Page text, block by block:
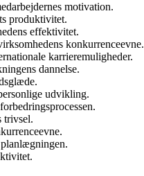
motivation.
produktivitet.
effektivitet.
konkurrenceevne.
karrieremuligheder.
dannelse.
udvikling.
trivsel.